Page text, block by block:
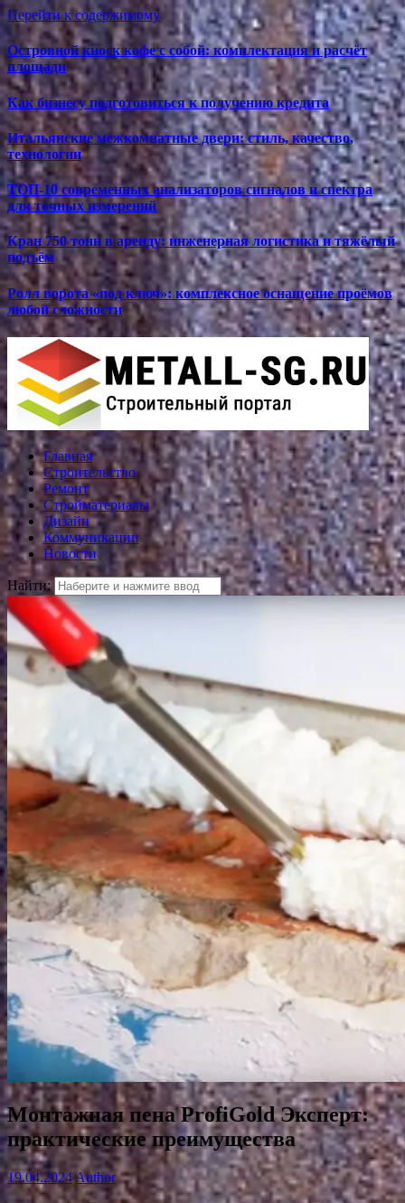
Перейти к содержимому
Островной киоск кофе с собой: комплектация и расчёт
площади
Как бизнесу подготовиться к получению кредита
Итальянские межкомнатные двери: стиль, качество,
технологии
ТОП-10 современных анализаторов сигналов и спектра
для точных измерений
Кран 750 тонн в аренду: инженерная логистика и тяжёлый
подъём
Ролл ворота «под ключ»: комплексное оснащение проёмов
любой сложности
Главная
Строительство
Ремонт
Стройматериалы
Дизайн
Коммуникации
Новости
Найти:
Монтажная пена ProfiGold Эксперт:
практические преимущества
19.04.2024Author